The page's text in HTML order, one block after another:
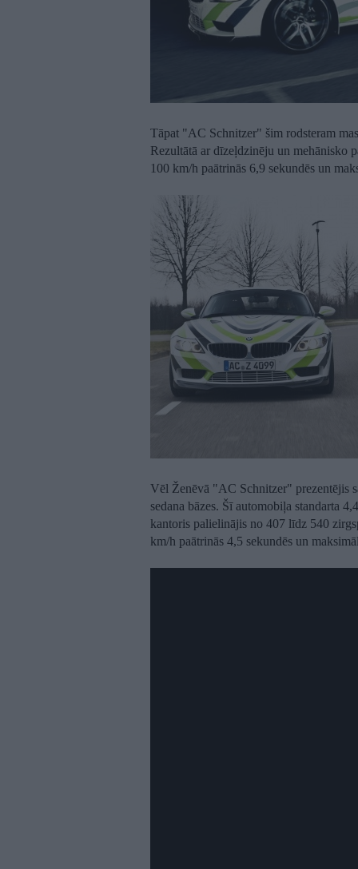
Tāpat "AC Schnitzer" šim rodsteram
Rezultātā ar dīzeļdzinēju un
100 km/h paātrinās 6,9 sekundēs un
Vēl Ženēvā "AC Schnitzer" prezentējis
sedana bāzes. Šī automobiļa standarta
kantoris palielinājis no 407 līdz 540
km/h paātrinās 4,5 sekundēs un